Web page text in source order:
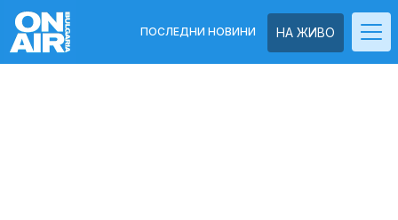
НА ЖИВО
ПОСЛЕДНИ НОВИНИ